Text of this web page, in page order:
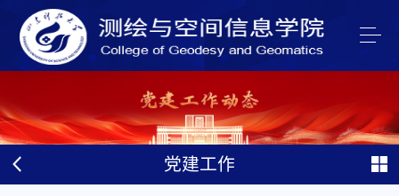
党建工作